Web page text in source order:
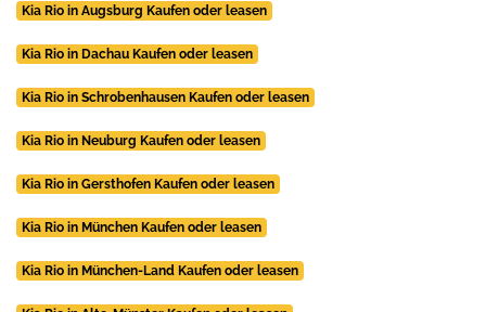
Kia Rio in Augsburg Kaufen oder leasen
Kia Rio in Dachau Kaufen oder leasen
Kia Rio in Schrobenhausen Kaufen oder leasen
Kia Rio in Neuburg Kaufen oder leasen
Kia Rio in Gersthofen Kaufen oder leasen
Kia Rio in München Kaufen oder leasen
Kia Rio in München-Land Kaufen oder leasen